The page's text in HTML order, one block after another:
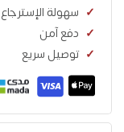
سهولة الإسترجاع
دفع آمن
توصيل سريع